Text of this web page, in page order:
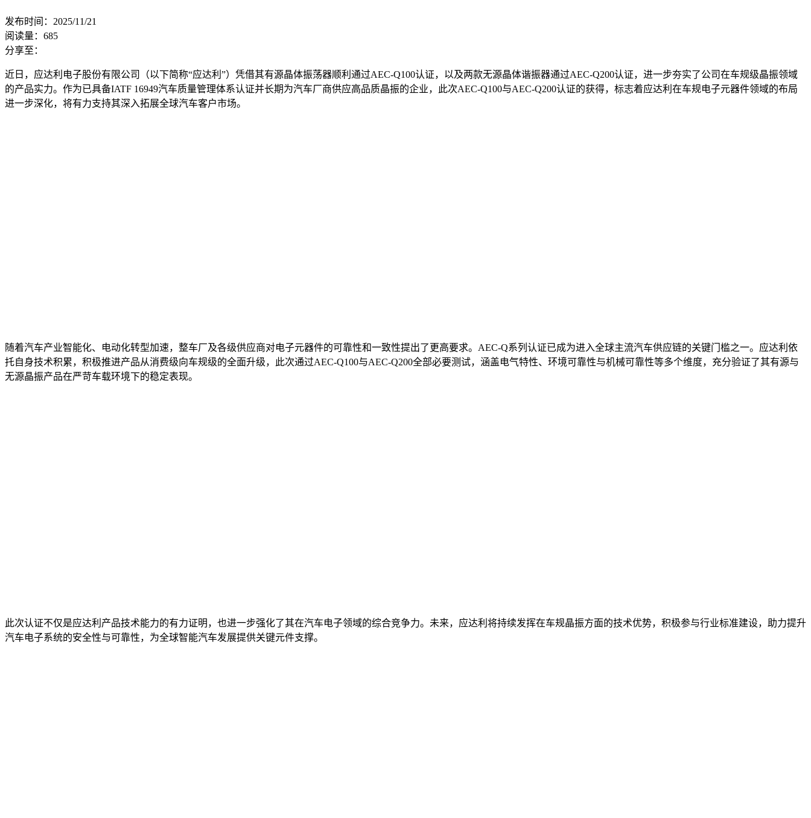
发布时间：2025/11/21
阅读量： 685
分享至：
近日，应达利电子股份有限公司（以下简称“应达利”）凭借其有源晶体振荡器顺利通过AEC-Q100认证，以及两款无源晶体谐振器通过AEC-Q200认证，进一步夯实了公司在车规级晶振领域
的产品实力。作为已具备IATF 16949汽车质量管理体系认证并长期为汽车厂商供应高品质晶振的企业，此次AEC-Q100与AEC-Q200认证的获得，标志着应达利在车规电子元器件领域的布局
进一步深化，将有力支持其深入拓展全球汽车客户市场。
随着汽车产业智能化、电动化转型加速，整车厂及各级供应商对电子元器件的可靠性和一致性提出了更高要求。AEC-Q系列认证已成为进入全球主流汽车供应链的关键门槛之一。应达利依
托自身技术积累，积极推进产品从消费级向车规级的全面升级，此次通过AEC-Q100与AEC-Q200全部必要测试，涵盖电气特性、环境可靠性与机械可靠性等多个维度，充分验证了其有源与
无源晶振产品在严苛车载环境下的稳定表现。
此次认证不仅是应达利产品技术能力的有力证明，也进一步强化了其在汽车电子领域的综合竞争力。未来，应达利将持续发挥在车规晶振方面的技术优势，积极参与行业标准建设，助力提升
汽车电子系统的安全性与可靠性，为全球智能汽车发展提供关键元件支撑。